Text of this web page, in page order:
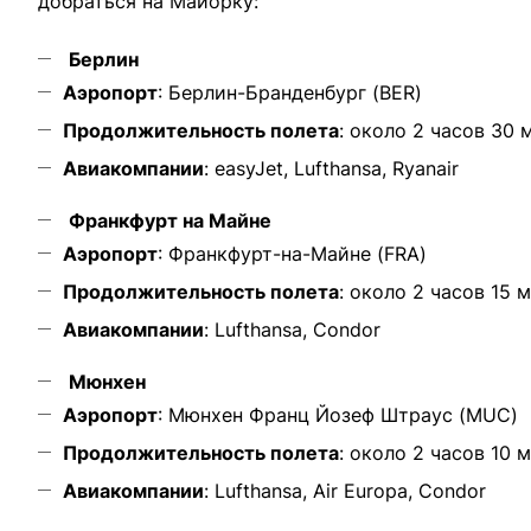
Берлин
Аэропорт: Берлин-Бранденбург (BER)
Продолжительность полета: около 2 часов 30
Авиакомпании: easyJet, Lufthansa, Ryanair
Франкфурт на Майне
Аэропорт: Франкфурт-на-Майне (FRA)
Продолжительность полета: около 2 часов 15
Авиакомпании: Lufthansa, Condor
Мюнхен
Аэропорт: Мюнхен Франц Йозеф Штраус (MUC)
Продолжительность полета: около 2 часов 10
Авиакомпании: Lufthansa, Air Europa, Condor